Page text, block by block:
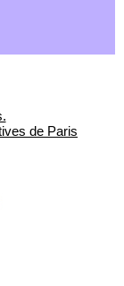
de Paris